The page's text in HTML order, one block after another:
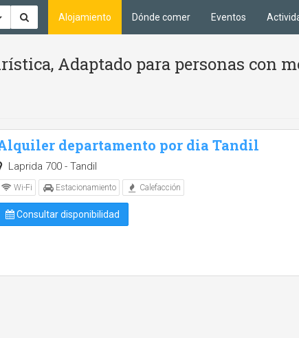
Alojamiento Dónde comer Eventos
Adaptado para personas con
departamento por dia Tandil
Laprida 700 - Tandil
Wi-Fi Estacionamiento Calefacción
Consultar disponibilidad